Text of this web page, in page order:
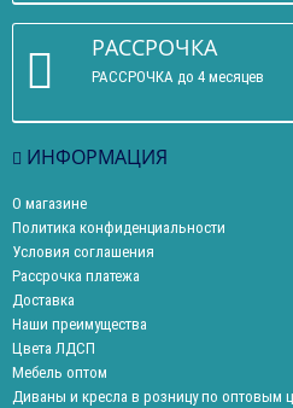
РАССРОЧКА
РАССРОЧКА до 4 месяцев
ИНФОРМАЦИЯ
О магазине
Политика конфиденциальности
Условия соглашения
Рассрочка платежа
Доставка
Наши преимущества
Цвета ЛДСП
Мебель оптом
Диваны и кресла в розницу по оптовым